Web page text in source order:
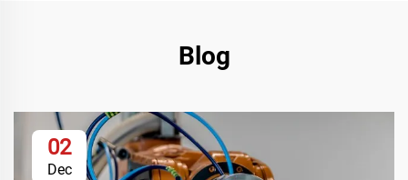
Blog
02
Dec